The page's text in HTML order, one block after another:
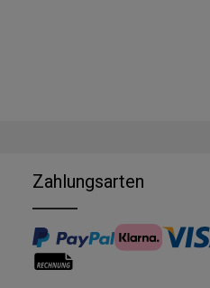
Zahlungsarten